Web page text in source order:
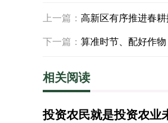
上一篇： 高新区有序推进春
下一篇： 算准时节、配好作物
相关阅读
投资农民就是投资农业